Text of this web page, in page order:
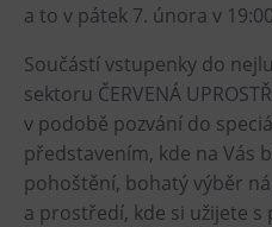
Przekąski
Bolt Café
Kawiarnia Wielki
L’Osteria
PECKA DOV
Restaurace VP ART
a to v pátek 7. února v
Součástí vstupenky do
sektoru ČERVENÁ
v podobě pozvání do
představením, kde na Vás
pohoštění, bohatý výběr
a prostředí, kde si užijete